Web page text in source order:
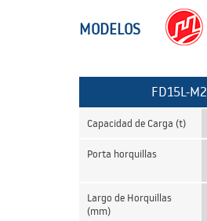
MODELOS
FD15L-M2
Capacidad de Carga (t)
Porta horquillas
Largo de Horquillas
(mm)